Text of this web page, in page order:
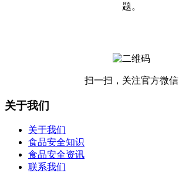
题。
扫一扫，关注官方微信
关于我们
关于我们
食品安全知识
食品安全资讯
联系我们